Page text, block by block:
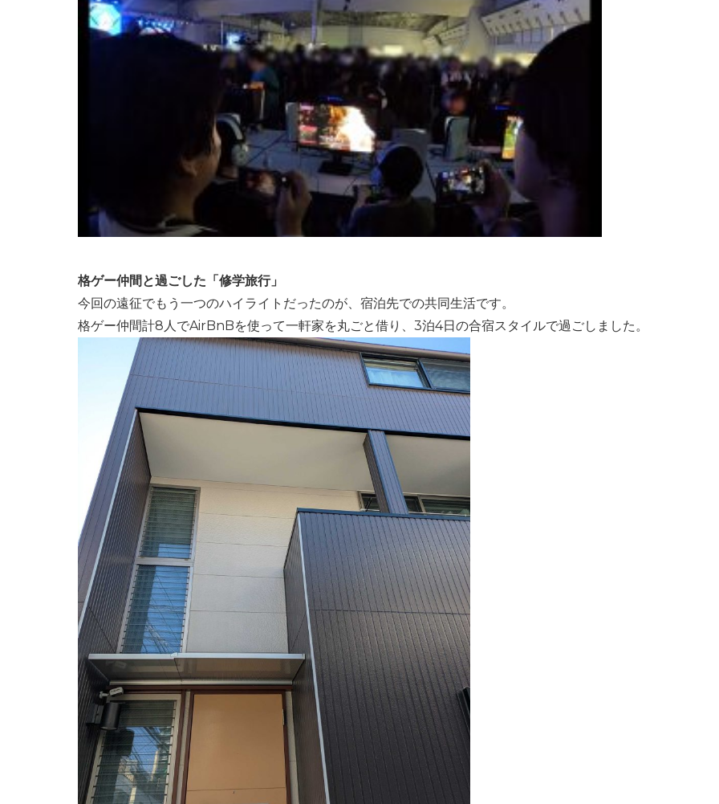
格ゲー仲間と過ごした「修学旅行」
今回の遠征でもう一つのハイライトだったのが、宿泊先での共同生活です。
格ゲー仲間計8人でAirBnBを使って一軒家を丸ごと借り、3泊4日の合宿スタイルで過ごしました。